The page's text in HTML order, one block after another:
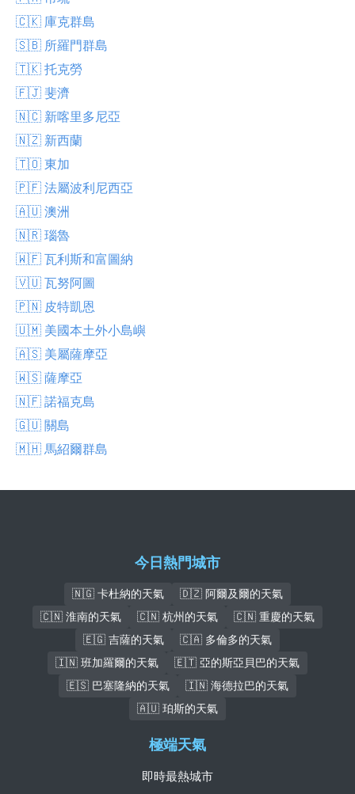
🇨🇰 庫克群島
🇸🇧 所羅門群島
🇹🇰 托克勞
🇫🇯 斐濟
🇳🇨 新喀里多尼亞
🇳🇿 新西蘭
🇹🇴 東加
🇵🇫 法屬波利尼西亞
🇦🇺 澳洲
🇳🇷 瑙魯
🇼🇫 瓦利斯和富圖納
🇻🇺 瓦努阿圖
🇵🇳 皮特凱恩
🇺🇲 美國本土外小島嶼
🇦🇸 美屬薩摩亞
🇼🇸 薩摩亞
🇳🇫 諾福克島
🇬🇺 關島
🇲🇭 馬紹爾群島
今日熱門城市
🇳🇬 卡杜納的天氣
🇩🇿 阿爾及爾的天氣
🇨🇳 淮南的天氣
🇨🇳 杭州的天氣
🇨🇳 重慶的天氣
🇪🇬 吉薩的天氣
🇨🇦 多倫多的天氣
🇮🇳 班加羅爾的天氣
🇪🇹 亞的斯亞貝巴的天氣
🇪🇸 巴塞隆納的天氣
🇮🇳 海德拉巴的天氣
🇦🇺 珀斯的天氣
極端天氣
即時最熱城市